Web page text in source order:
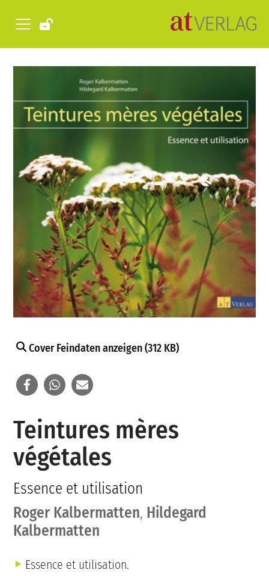
Cover Feindaten anzeigen (312 KB)
Teintures mères
végétales
Essence et utilisation
Roger Kalbermatten, Hildegard
Kalbermatten
Essence et utilisation.